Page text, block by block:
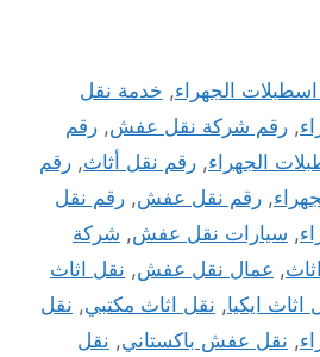
الجهراء, خدمة نقل
, رقم شركة نقل عفش, رقم
الجهراء, رقم نقل أثاث, رقم
, رقم نقل عفش, رقم نقل
, سيارات نقل عفش, شركة
, عمال نقل عفش, نقل اثاث
اثاث ايكيا, نقل اثاث مكتبي, نقل
, نقل عفش باكستاني, نقل